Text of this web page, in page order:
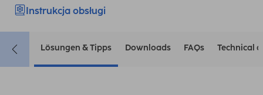
Instrukcja obsługi
Lösungen & Tipps Downloads FAQs Technical